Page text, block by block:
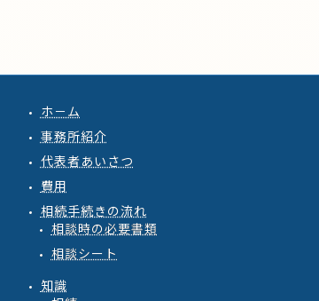
ホ－ム
事務所紹介
代表者あいさつ
費用
相続手続きの流れ
相談時の必要書類
相談シート
知識